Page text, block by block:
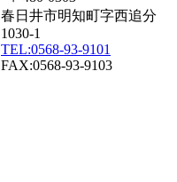
春日井市明知町字西追分
1030-1
TEL:0568-93-9101
FAX:0568-93-9103